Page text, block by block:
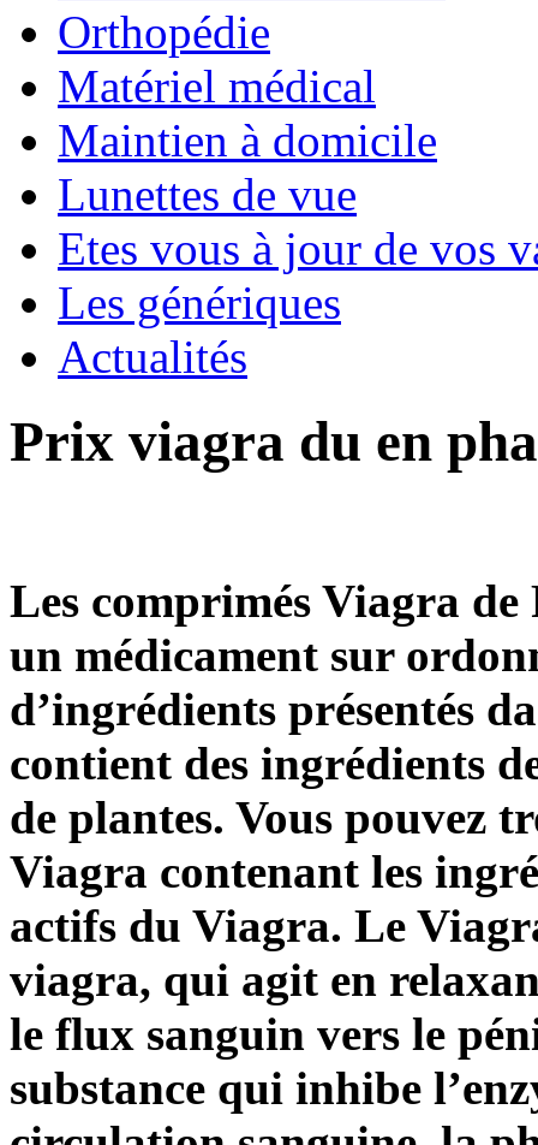
Orthopédie
Matériel médical
Maintien à domicile
Lunettes de vue
Etes vous à jour de vos
Les génériques
Actualités
Prix viagra du en
Les comprimés Viagra
un médicament sur
d’ingrédients présentés
contient des ingrédients
de plantes. Vous pouvez
Viagra contenant les
actifs du Viagra. Le
viagra, qui agit en
le flux sanguin vers le
substance qui inhibe